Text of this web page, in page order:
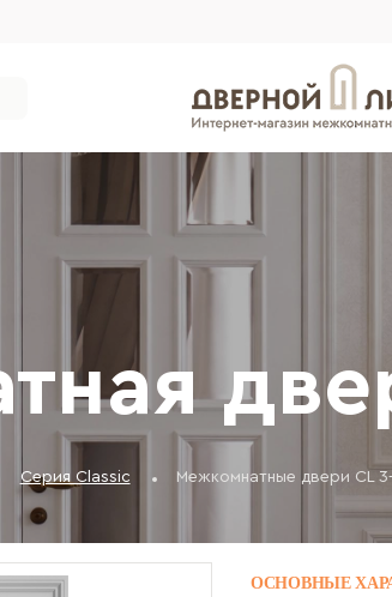
Серия Classic Межкомнатные двери CL
ОСНОВНЫЕ